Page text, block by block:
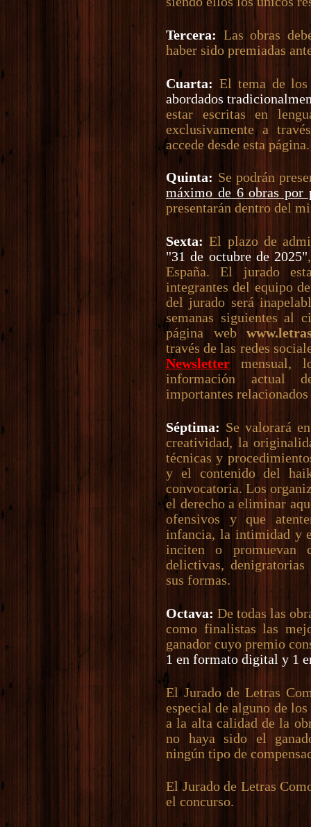
Tercera: Las obras
haber sido premiadas
Cuarta: El tema de
abordados
estar escritas en
exclusivamente a
accede desde esta página.
Quinta: Se podrán
máximo de 6 obras por
presentarán dentro del
Sexta: El plazo de
"31 de octubre de 2025"
España. El jurado
integrantes del equipo
del jurado será
semanas siguientes al
página web
través de las redes
Newsletter mensual,
información actual
importantes
Séptima: Se valorará
creatividad, la
técnicas y
y el contenido del
convocatoria. Los
el derecho a eliminar
ofensivos y que
infancia, la intimidad y
inciten o promuevan
delictivas,
sus formas.
Octava: De todas las
como finalistas las
ganador cuyo premio
1 en formato digital y 1
El Jurado de Letras
especial de alguno de
a la alta calidad de la
no haya sido el
ningún tipo de
El Jurado de Letras
el concurso.